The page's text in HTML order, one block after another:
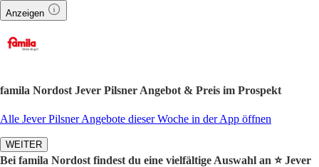
Anzeigen
famila Nordost Jever Pilsner Angebot & Preis im Prospekt
Alle Jever Pilsner Angebote dieser Woche in der App öffnen
WEITER
Bei famila Nordost findest du eine vielfältige Auswahl an ⭐️ Jever